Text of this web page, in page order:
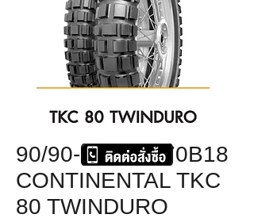
90/90-21+150/70B18
CONTINENTAL TKC
80 TWINDURO